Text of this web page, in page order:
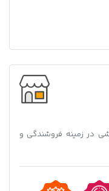
در زمینه فروشندگی و